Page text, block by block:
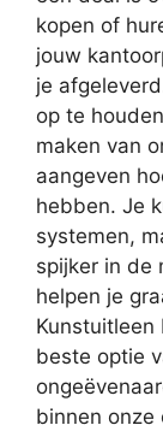
kopen of
jouw
je
op te
maken van
aangeven
hebben. Je
systemen,
spijker in de
helpen je
beste optie
binnen onze